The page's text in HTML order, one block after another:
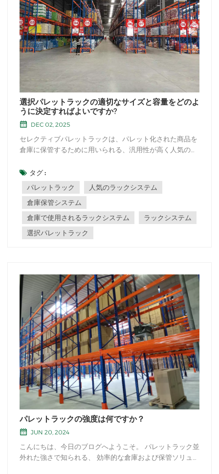
選択パレットラックの適切なサイズと容量をどのよ
うに決定すればよいですか?
DEC 02, 2025
セレクティブパレットラックは、パレット化された商品を
倉庫に保管するために用いられる、汎用性が高く人気の高
切なサイズと容量を決定する方法は次のとおりです。在庫
を把握する：まずは在庫を分析し、保管する必要があるパ
レットのサイズと重量を決定します。パレッ...
タグ :
パレットラック
人気のラックシステム
倉庫保管システム
倉庫で使用されるラックシステム
ラックシステム
選択パレットラック
パレットラックの強度は何ですか？
JUN 20, 2024
こんにちは、今日のブログへようこそ。 パレットラック並
外れた強さで知られる、 効率的な倉庫および保管ソリュー